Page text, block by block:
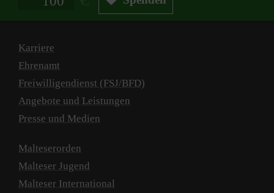
Karriere
Ehrenamt
Freiwilligendienst (FSJ/BFD)
Angebote und Leistungen
Presse und Medien
Malteserorden
Malteser Jugend
Malteser International